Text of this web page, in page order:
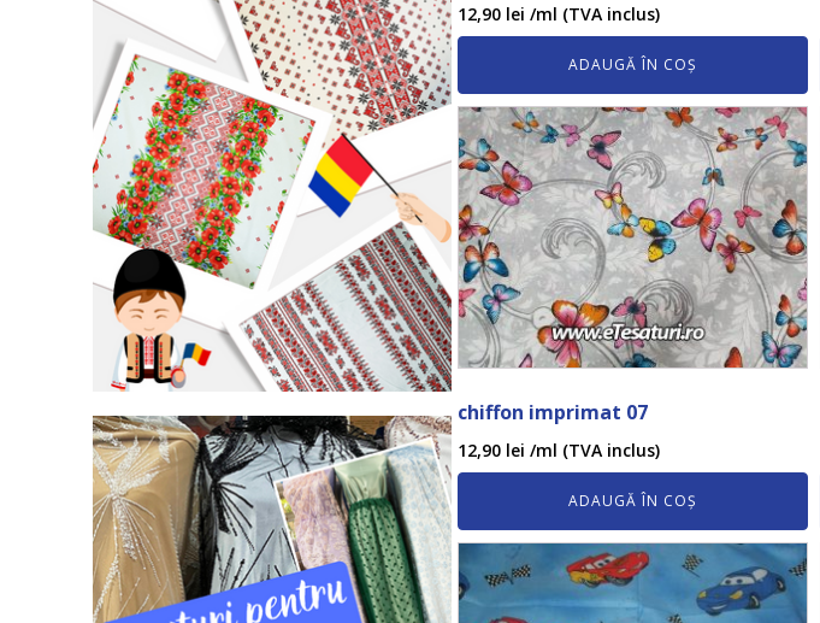
12,90 lei /ml (TVA inclus)
ADAUGĂ ÎN COȘ
chiffon imprimat 07
12,90 lei /ml (TVA inclus)
ADAUGĂ ÎN COȘ